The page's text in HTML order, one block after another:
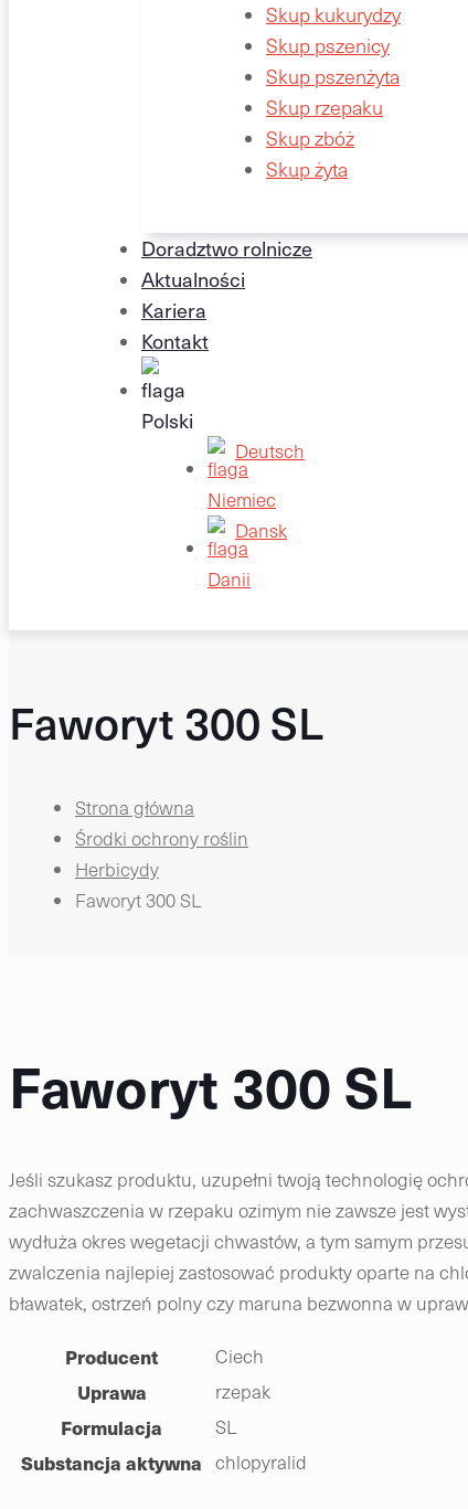
Skup kukurydzy
Skup pszenicy
Skup pszenżyta
Skup rzepaku
Skup zbóż
Skup żyta
Doradztwo rolnicze
Aktualności
Kariera
Kontakt
Deutsch
Dansk
Faworyt 300 SL
Strona główna
Środki ochrony roślin
Herbicydy
Faworyt 300 SL
Faworyt 300 SL
Jeśli szukasz produktu, uzupełni twoją technologię
zachwaszczenia w rzepaku ozimym nie zawsze jest
wydłuża okres wegetacji chwastów, a tym samym
zwalczenia najlepiej zastosować produkty oparte na
bławatek, ostrzeń polny czy maruna bezwonna w
Producent Ciech
Uprawa rzepak
Formulacja SL
Substancja aktywna chlopyralid